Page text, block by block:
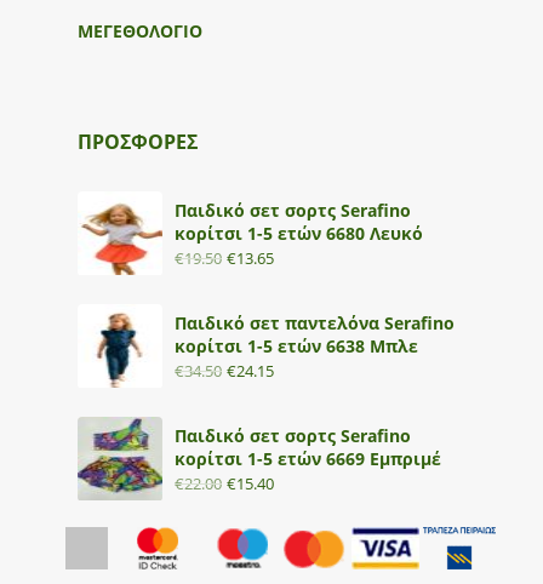
ΜΕΓΕΘΟΛΟΓΙΟ
ΠΡΟΣΦΟΡΕΣ
Παιδικό σετ σορτς Serafino
κορίτσι 1-5 ετών 6680 Λευκό
€19.50 €13.65
Παιδικό σετ παντελόνα Serafino
κορίτσι 1-5 ετών 6638 Μπλε
€34.50 €24.15
Παιδικό σετ σορτς Serafino
κορίτσι 1-5 ετών 6669 Εμπριμέ
€22.00 €15.40